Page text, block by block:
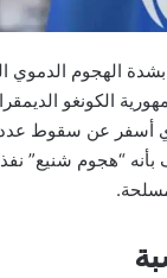
الهجوم الدموي
أسفر عن سقوط
بأنه “هجوم شنيع”